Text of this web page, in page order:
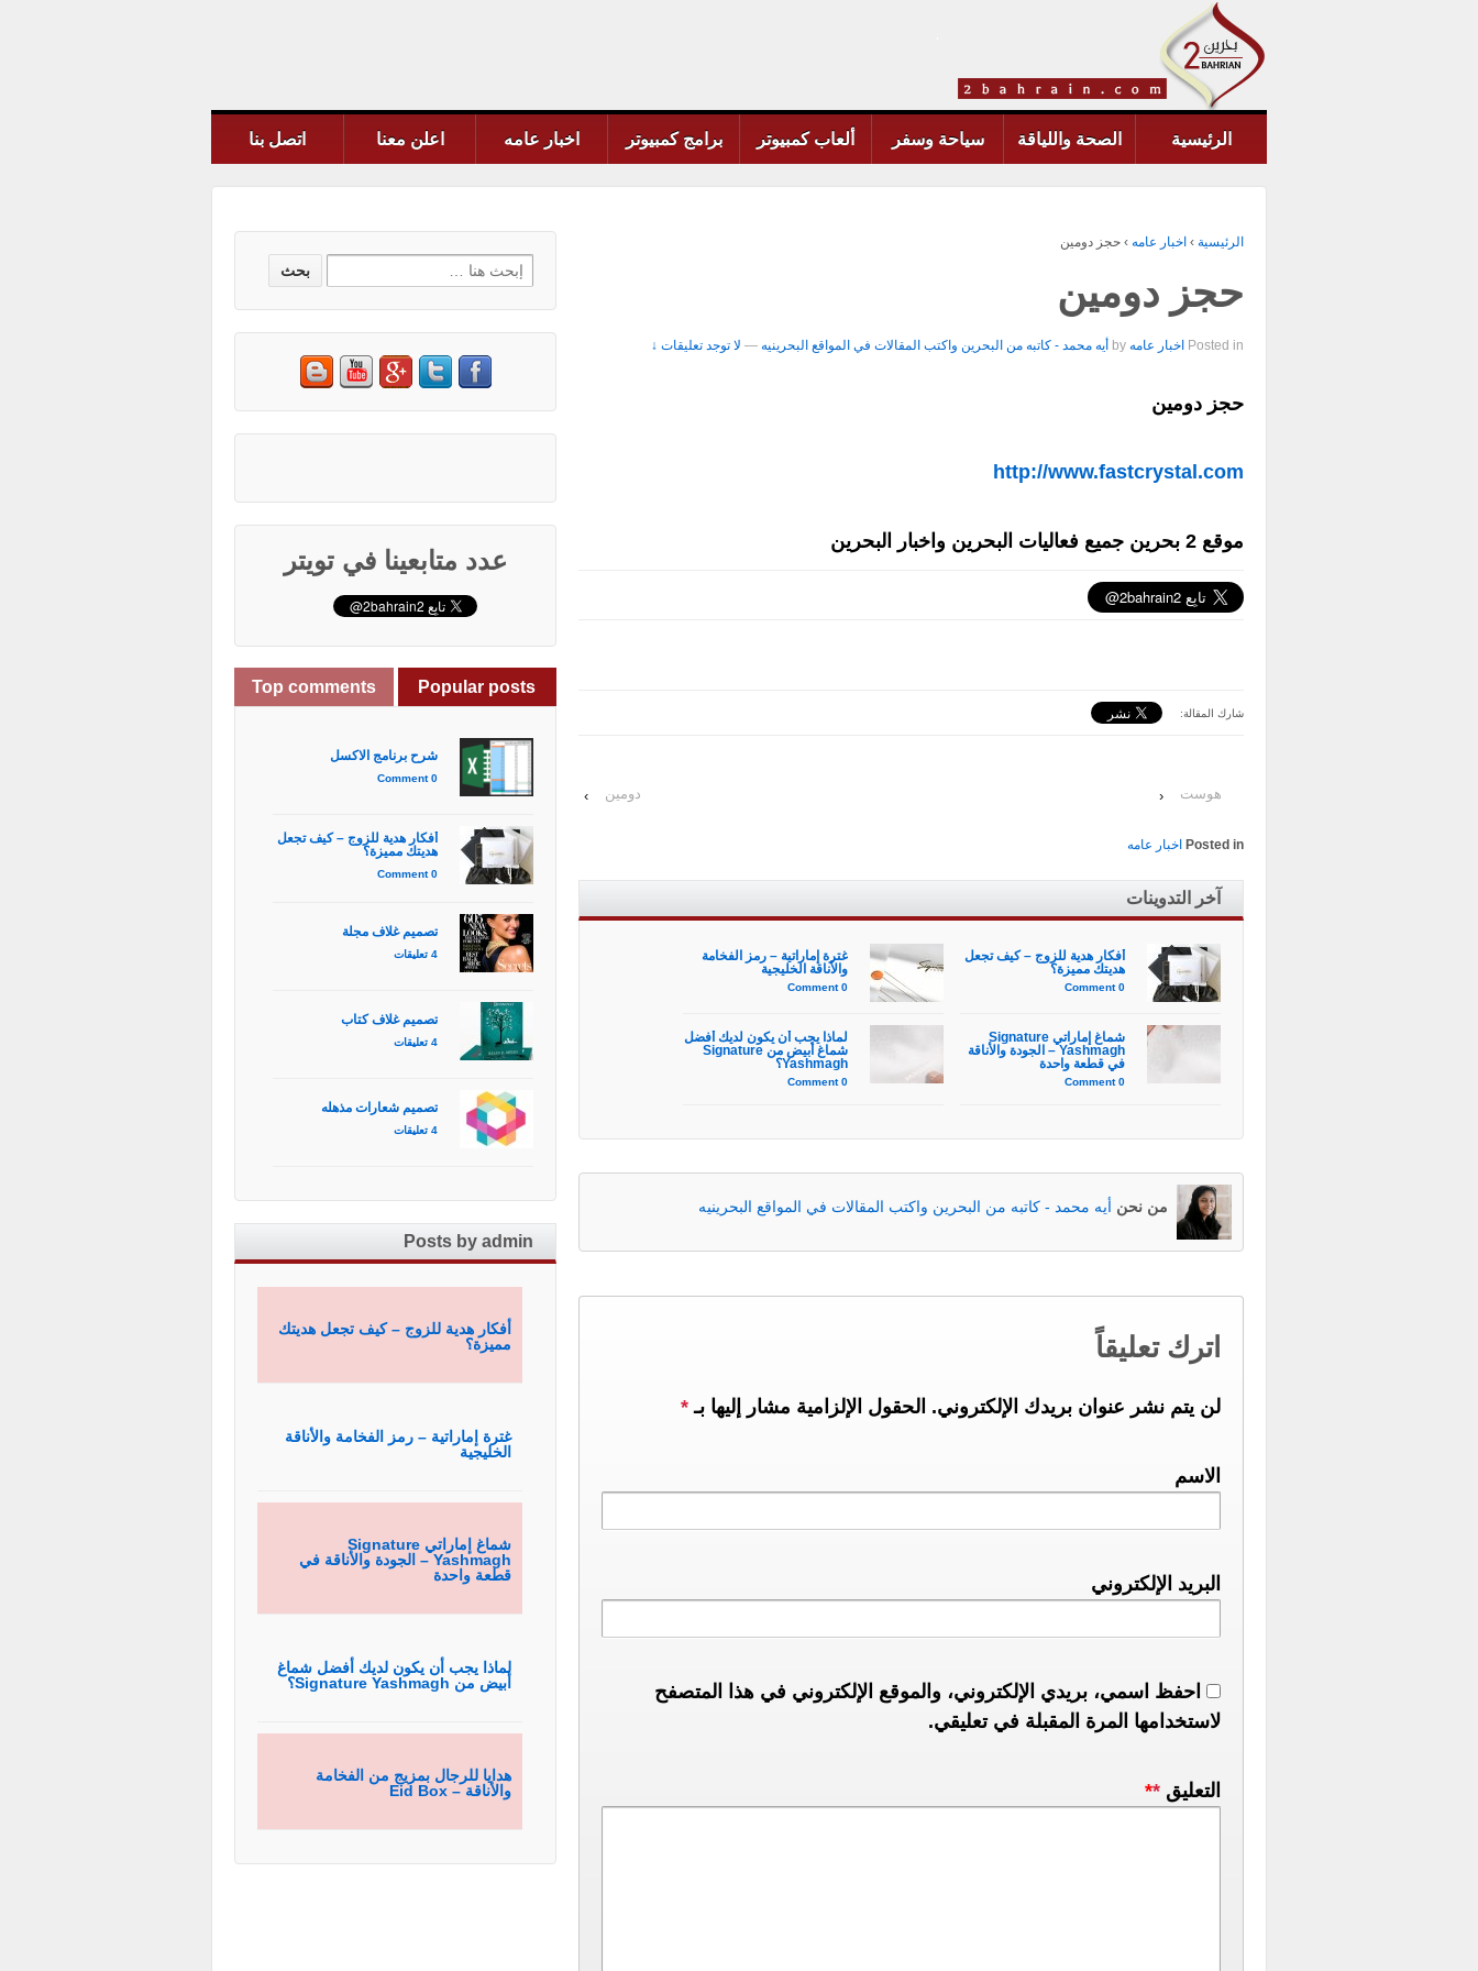
الرئيسية الصحة واللياقة سياحة وسفر ألعاب كمبيوتر برامج كمبيوتر اخبار عامه اعلن معنا اتصل بنا
الرئيسية › اخبار عامه › حجز دومين
حجز دومين
Posted in اخبار عامه by أيه محمد - كاتبه من البحرين واكتب المقالات في المواقع البحرينيه — لا توجد تعليقات ↓
حجز دومين
http://www.fastcrystal.com
موقع 2 بحرين جميع فعاليات البحرين واخبار البحرين
شارك المقالة:
‹ هوست دومين ›
Posted in اخبار عامه
آخر التدوينات
أفكار هدية للزوج – كيف تجعل
هديتك مميزة؟
0 Comment
غترة إماراتية – رمز الفخامة
والأناقة الخليجية
0 Comment
شماغ إماراتي Signature
Yashmagh – الجودة والأناقة
في قطعة واحدة
0 Comment
لماذا يجب أن يكون لديك أفضل
شماغ أبيض من Signature
Yashmagh؟
0 Comment
من نحن أيه محمد - كاتبه من البحرين واكتب المقالات في المواقع البحرينيه
اترك تعليقاً
لن يتم نشر عنوان بريدك الإلكتروني. الحقول الإلزامية مشار إليها بـ *
الاسم
البريد الإلكتروني
احفظ اسمي، بريدي الإلكتروني، والموقع الإلكتروني في هذا المتصفح
لاستخدامها المرة المقبلة في تعليقي.
التعليق *
*
Search
for:
عدد متابعينا في تويتر
Popular posts
Top comments
شرح برنامج الاكسل
0 Comment
أفكار هدية للزوج – كيف تجعل
هديتك مميزة؟
0 Comment
تصميم غلاف مجلة
4 تعليقات
تصميم غلاف كتاب
4 تعليقات
تصميم شعارات مذهله
4 تعليقات
Posts by admin
أفكار هدية للزوج – كيف تجعل هديتك
مميزة؟
غترة إماراتية – رمز الفخامة والأناقة
الخليجية
شماغ إماراتي Signature
Yashmagh – الجودة والأناقة في
قطعة واحدة
لماذا يجب أن يكون لديك أفضل شماغ
أبيض من Signature Yashmagh؟
هدايا للرجال بمزيج من الفخامة
والأناقة – Eid Box